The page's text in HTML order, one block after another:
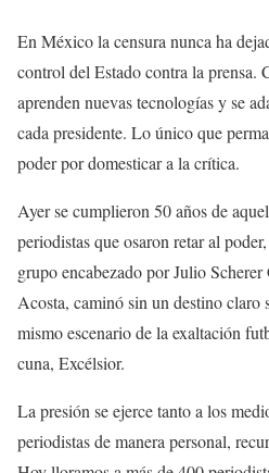
En México la censura nunca ha
control del Estado contra la prensa.
aprenden nuevas tecnologías y se
cada presidente. Lo único que
poder por domesticar a la crítica.
Ayer se cumplieron 50 años de
periodistas que osaron retar al
grupo encabezado por Julio
Acosta, caminó sin un destino claro
mismo escenario de la exaltación
cuna, Excélsior.
La presión se ejerce tanto a los
periodistas de manera personal,